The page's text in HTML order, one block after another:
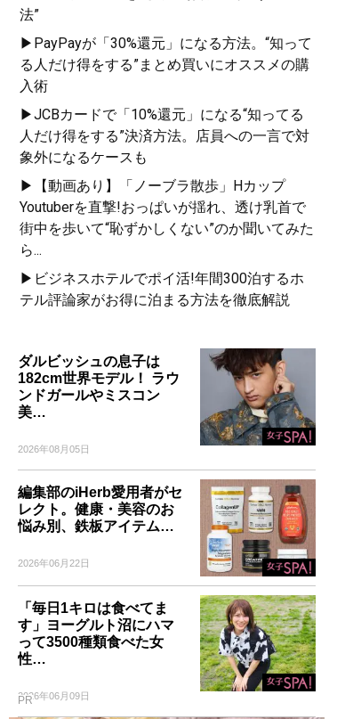
法”
▶PayPayが「30%還元」になる方法。“知って
る人だけ得をする”まとめ買いにオススメの購
入術
▶JCBカードで「10%還元」になる“知ってる
人だけ得をする”決済方法。店員への一言で対
象外になるケースも
▶【動画あり】「ノーブラ散歩」Hカップ
Youtuberを直撃!おっぱいが揺れ、透け乳首で
街中を歩いて“恥ずかしくない”のか聞いてみた
ら...
▶ビジネスホテルでポイ活!年間300泊するホ
テル評論家がお得に泊まる方法を徹底解説
ダルビッシュの息子は
182cm世界モデル！ ラウ
ンドガールやミスコン
美…
2026年08月05日
編集部のiHerb愛用者がセ
レクト。健康・美容のお
悩み別、鉄板アイテム…
2026年06月22日
「毎日1キロは食べてま
す」ヨーグルト沼にハマ
って3500種類食べた女
性…
2026年06月09日
PR